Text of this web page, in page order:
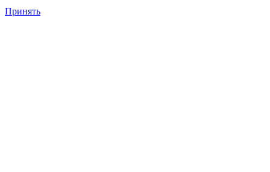
Принять